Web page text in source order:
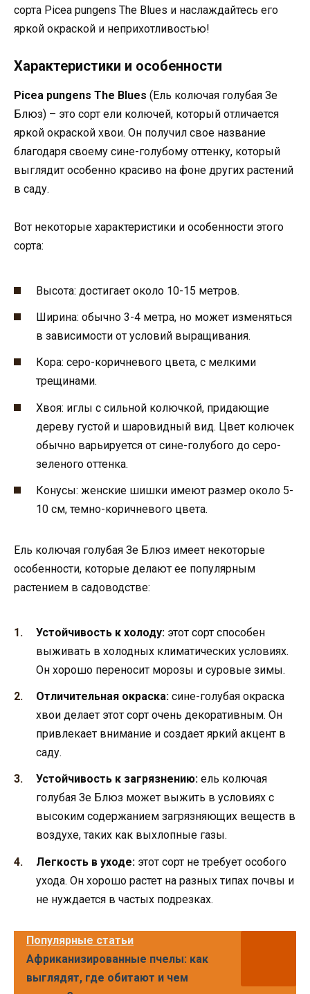
сорта Picea pungens The Blues и наслаждайтесь его
яркой окраской и неприхотливостью!
Характеристики и особенности
Picea pungens The Blues (Ель колючая голубая Зе
Блюз) – это сорт ели колючей, который отличается
яркой окраской хвои. Он получил свое название
благодаря своему сине-голубому оттенку, который
выглядит особенно красиво на фоне других растений
в саду.
Вот некоторые характеристики и особенности этого
сорта:
Высота: достигает около 10-15 метров.
Ширина: обычно 3-4 метра, но может изменяться
в зависимости от условий выращивания.
Кора: серо-коричневого цвета, с мелкими
трещинами.
Хвоя: иглы с сильной колючкой, придающие
дереву густой и шаровидный вид. Цвет колючек
обычно варьируется от сине-голубого до серо-
зеленого оттенка.
Конусы: женские шишки имеют размер около 5-
10 см, темно-коричневого цвета.
Ель колючая голубая Зе Блюз имеет некоторые
особенности, которые делают ее популярным
растением в садоводстве:
Устойчивость к холоду: этот сорт способен
выживать в холодных климатических условиях.
Он хорошо переносит морозы и суровые зимы.
Отличительная окраска: сине-голубая окраска
хвои делает этот сорт очень декоративным. Он
привлекает внимание и создает яркий акцент в
саду.
Устойчивость к загрязнению: ель колючая
голубая Зе Блюз может выжить в условиях с
высоким содержанием загрязняющих веществ в
воздухе, таких как выхлопные газы.
Легкость в уходе: этот сорт не требует особого
ухода. Он хорошо растет на разных типах почвы и
не нуждается в частых подрезках.
Популярные статьи
Африканизированные пчелы: как
выглядят, где обитают и чем